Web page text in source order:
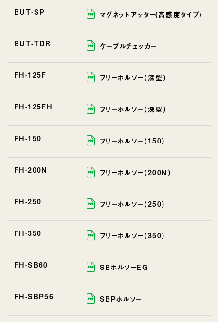
BUT-SP マグネットアッター(高感度タイプ)
BUT-TDR ケーブルチェッカー
FH-125F フリーホルソー（深型）
FH-125FH フリーホルソー（深型）
FH-150 フリーホルソー（150）
FH-200N フリーホルソー（200Ｎ）
FH-250 フリーホルソー（250）
FH-350 フリーホルソー（350）
FH-SB60 SBホルソーEG
FH-SBP56 SBPホルソー